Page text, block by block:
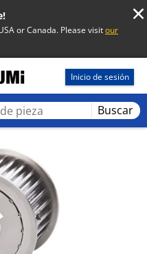
or Canada. Please visitour
Inicio de sesión
Buscar